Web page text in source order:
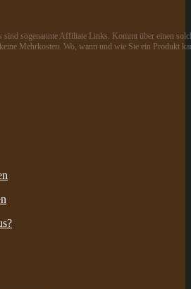
sind sogenannte Affiliate Links. Kommt über einen
Mehrkosten. Wo, wann und wie Sie ein Produkt